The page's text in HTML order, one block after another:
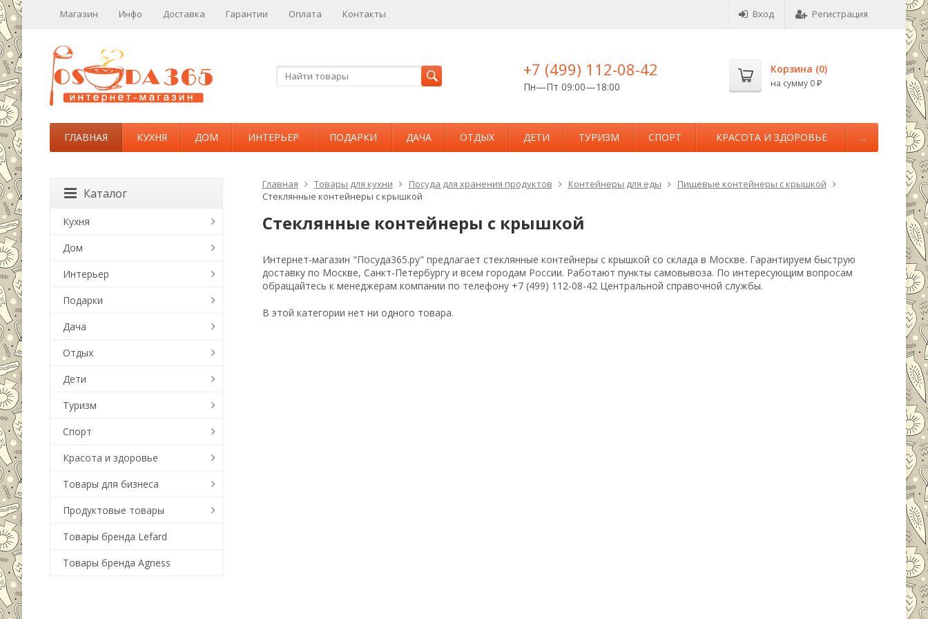
Магазин Инфо Доставка Гарантии Оплата Контакты Вход Регистрация
+7 (499) 112-08-42
Пн—Пт 09:00—18:00
Корзина (0)
на сумму 0 ₽
ГЛАВНАЯ КУХНЯ ДОМ ИНТЕРЬЕР ПОДАРКИ ДАЧА ОТДЫХ ДЕТИ ТУРИЗМ СПОРТ КРАСОТА И ЗДОРОВЬЕ ...
Главная Товары для кухни Посуда для хранения продуктов Контейнеры для еды
Пищевые контейнеры с крышкой
Стеклянные контейнеры с крышкой
Стеклянные контейнеры с крышкой
Интернет-магазин "Посуда365.ру" предлагает стеклянные контейнеры с крышкой со склада в Москве. Гарантируем быструю
доставку по Москве, Санкт-Петербургу и всем городам России. Работают пункты самовывоза. По интересующим вопросам
обращайтесь к менеджерам компании по телефону +7 (499) 112-08-42 Центральной справочной службы.
В этой категории нет ни одного товара.
Каталог
Кухня
Дом
Интерьер
Подарки
Дача
Отдых
Дети
Туризм
Спорт
Красота и здоровье
Товары для бизнеса
Продуктовые товары
Товары бренда Lefard
Товары бренда Agness